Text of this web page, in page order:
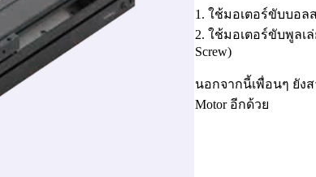
1. ใช้มอเตอร์ขับบอลส
2. ใช้มอเตอร์ขับพูลเล่
Screw)
นอกจากนี้เพื่อนๆ ยังส
Motor อีกด้วย